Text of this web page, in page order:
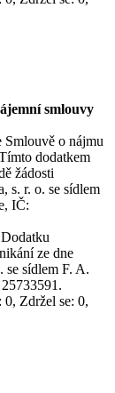
smlouvy
Smlouvě o nájmu
dodatkem
žádosti
s. r. o. se sídlem
IČ:
ze dne
se sídlem F. A.
Zdržel se: 0,